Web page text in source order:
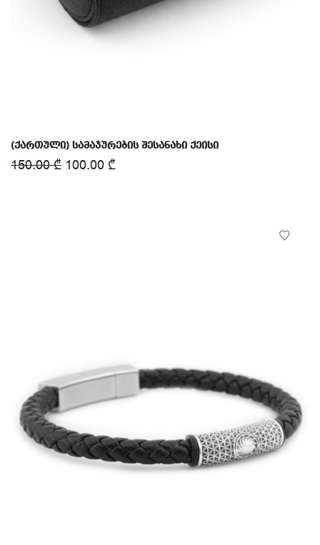
(ქართული) სამაჯურების შესანახი ქეისი
150.00₾ 100.00 ₾